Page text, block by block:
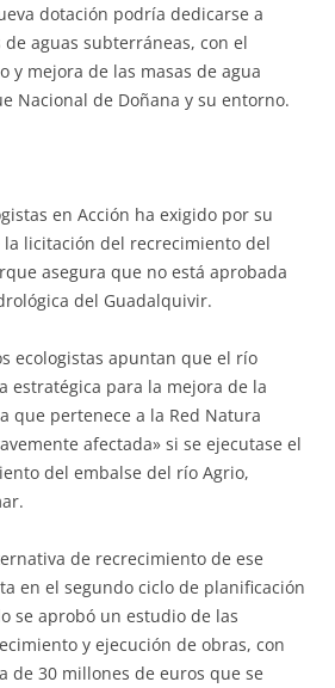
dotación podría dedicarse a
aguas subterráneas, con el
y mejora de las masas de agua
Nacional de Doñana y su entorno.
en Acción ha exigido por su
licitación del recrecimiento del
asegura que no está aprobada
del Guadalquivir.
ecologistas apuntan que el río
estratégica para la mejora de la
que pertenece a la Red Natura
afectada» si se ejecutase el
del embalse del río Agrio,
de recrecimiento de ese
en el segundo ciclo de planificación
se aprobó un estudio de las
y ejecución de obras, con
de 30 millones de euros que se